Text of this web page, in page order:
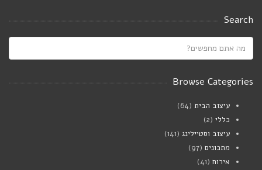
Saucy white beans on toast
מרק פטריות וגריסי פנינה
Search
Browse Categories
עיצוב הבית (64)
כללי (2)
עיצוב וסטיילינג (141)
מתכונים (97)
אירוח (41)